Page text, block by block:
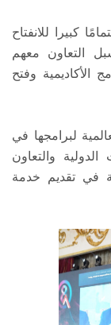
كبيرا للانفتاح
التعاون معهم
الأكاديمية وفتح
لبرامجها في
والتعاون
في تقديم خدمة